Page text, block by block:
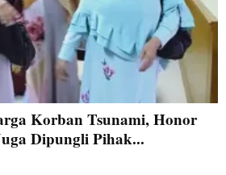
Korban Tsunami, Honor
Dipungli Pihak...